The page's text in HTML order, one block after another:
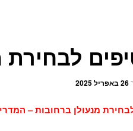
26 באפריל 2025